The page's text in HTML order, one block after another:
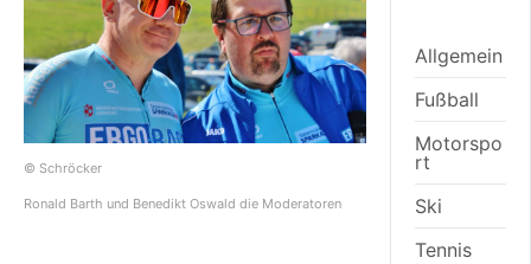
© Schröcker
Ronald Barth und Benedikt Oswald die Moderatoren
Allgemein
Fußball
Motorspo
rt
Ski
Tennis